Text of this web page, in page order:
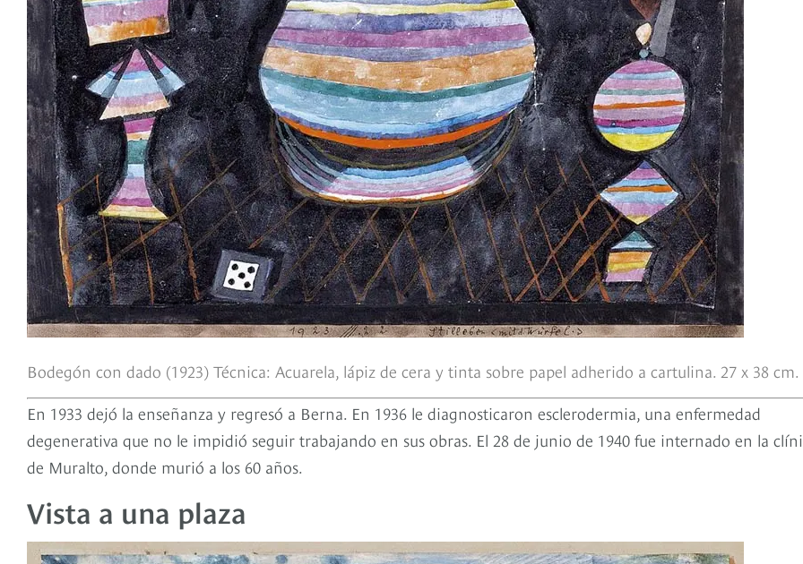
Bodegón con dado (1923) Técnica: Acuarela, lápiz de cera y tinta sobre papel adherido a cartulina. 27 x 38 cm.
En 1933 dejó la enseñanza y regresó a Berna. En 1936 le diagnosticaron esclerodermia, una enfermedad
degenerativa que no le impidió seguir trabajando en sus obras. El 28 de junio de 1940 fue internado en la
de Muralto, donde murió a los 60 años.
Vista a una plaza